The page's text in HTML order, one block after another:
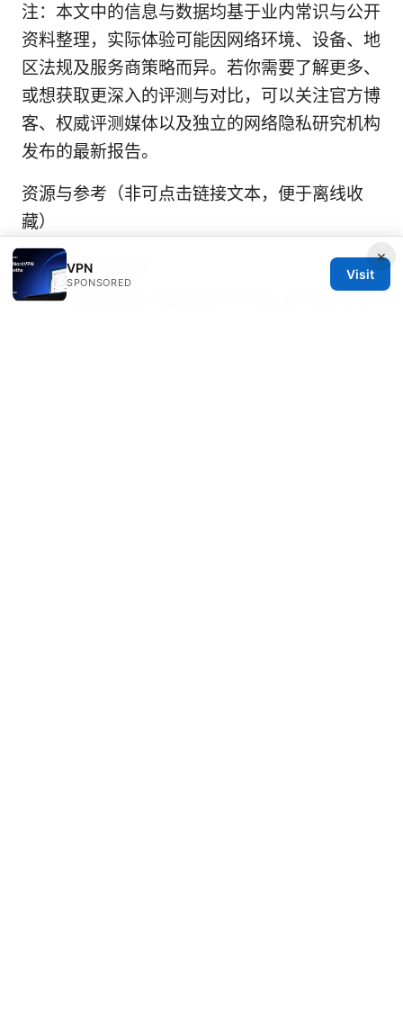
注：本文中的信息与数据均基于业内常识与公开
资料整理，实际体验可能因网络环境、设备、地
区法规及服务商策略而异。若你需要了解更多、
或想获取更深入的评测与对比，可以关注官方博
客、权威评测媒体以及独立的网络隐私研究机构
发布的最新报告。
资源与参考（非可点击链接文本，便于离线收
藏）
VPN 参考资料 -
en.wikipedia.org/wiki/Virtual_private_net
×
VPN
SPONSORED
Visit